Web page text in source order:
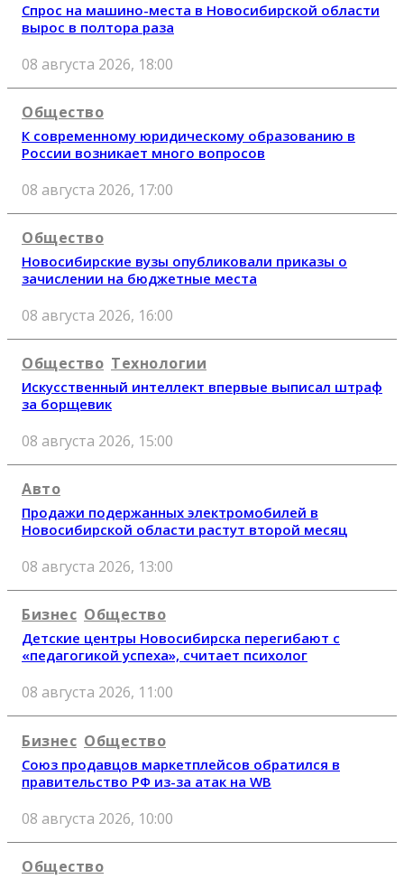
Спрос на машино-места в Новосибирской области
вырос в полтора раза
08 августа 2026, 18:00
Общество
К современному юридическому образованию в
России возникает много вопросов
08 августа 2026, 17:00
Общество
Новосибирские вузы опубликовали приказы о
зачислении на бюджетные места
08 августа 2026, 16:00
Общество Технологии
Искусственный интеллект впервые выписал штраф
за борщевик
08 августа 2026, 15:00
Авто
Продажи подержанных электромобилей в
Новосибирской области растут второй месяц
08 августа 2026, 13:00
Бизнес Общество
Детские центры Новосибирска перегибают с
«педагогикой успеха», считает психолог
08 августа 2026, 11:00
Бизнес Общество
Союз продавцов маркетплейсов обратился в
правительство РФ из-за атак на WB
08 августа 2026, 10:00
Общество